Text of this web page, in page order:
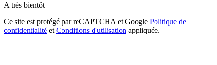
A très bientôt
Ce site est protégé par reCAPTCHA et Google Politique de
confidentialité et Conditions d'utilisation appliquée.